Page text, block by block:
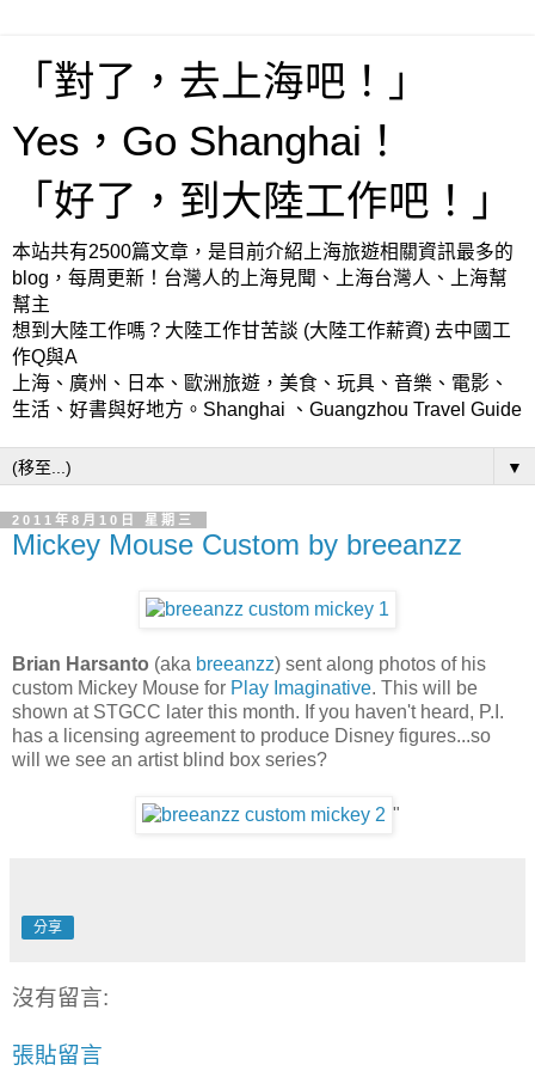
「對了，去上海吧！」
Yes，Go Shanghai！
「好了，到大陸工作吧！」
本站共有2500篇文章，是目前介紹上海旅遊相關資訊最多的
blog，每周更新！台灣人的上海見聞、上海台灣人、上海幫
幫主
想到大陸工作嗎？大陸工作甘苦談 (大陸工作薪資) 去中國工
作Q與A
上海、廣州、日本、歐洲旅遊，美食、玩具、音樂、電影、
生活、好書與好地方。Shanghai 、Guangzhou Travel Guide
▼
2011年8月10日 星期三
Mickey Mouse Custom by breeanzz
Brian Harsanto (aka breeanzz) sent along photos of his
custom Mickey Mouse for Play Imaginative. This will be
shown at STGCC later this month. If you haven't heard, P.I.
has a licensing agreement to produce Disney figures...so
will we see an artist blind box series?
"
分享
沒有留言:
張貼留言